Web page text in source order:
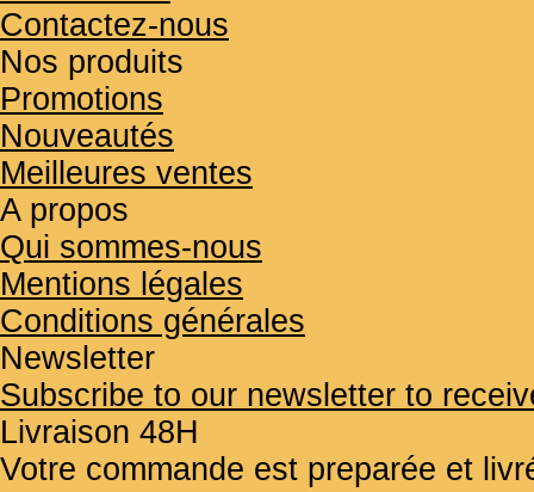
Contactez-nous
Nos produits
Promotions
Nouveautés
Meilleures ventes
A propos
Qui sommes-nous
Mentions légales
Conditions générales
Newsletter
Subscribe to our newsletter to
Livraison 48H
Votre commande est preparée et